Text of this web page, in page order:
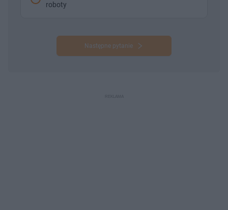
roboty
Następne pytanie